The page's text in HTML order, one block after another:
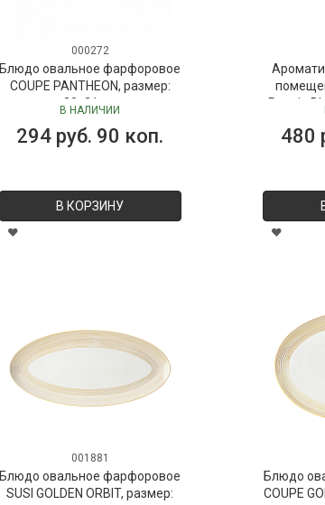
000272
Блюдо овальное фарфоровое
COUPE PANTHEON, размер:
30х21 см
В НАЛИЧИИ
294 руб. 90 коп.
В КОРЗИНУ
Peonia
480
001881
Блюдо овальное фарфоровое
SUSI GOLDEN ORBIT, размер:
Блюдо
COUPE